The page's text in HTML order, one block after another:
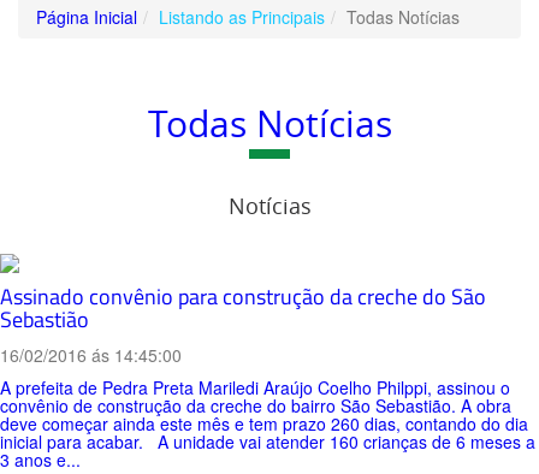
Página Inicial
Listando as Principais Todas Notícias
Todas Notícias
Notícias
Assinado convênio para construção da creche do São
Sebastião
16/02/2016 ás 14:45:00
A prefeita de Pedra Preta Mariledi Araújo Coelho Philppi, assinou o
convênio de construção da creche do bairro São Sebastião. A obra
deve começar ainda este mês e tem prazo 260 dias, contando do dia
inicial para acabar. A unidade vai atender 160 crianças de 6 meses a
3 anos e...